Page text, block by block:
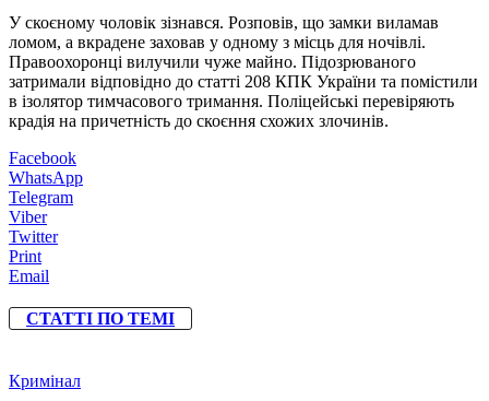
У скоєному чоловік зізнався. Розповів, що замки виламав
ломом, а вкрадене заховав у одному з місць для ночівлі.
Правоохоронці вилучили чуже майно. Підозрюваного
затримали відповідно до статті 208 КПК України та помістили
в ізолятор тимчасового тримання. Поліцейські перевіряють
крадія на причетність до скоєння схожих злочинів.
Facebook
WhatsApp
Telegram
Viber
Twitter
Print
Email
СТАТТІ ПО ТЕМІ
Кримінал